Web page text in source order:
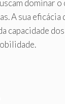
dominar o
A sua eficácia
capacidade